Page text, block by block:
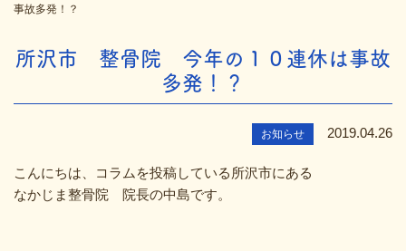
事故多発！？
所沢市 整骨院 今年の１０連休は事故
多発！？
お知らせ 2019.04.26
こんにちは、コラムを投稿している所沢市にある
なかじま整骨院 院長の中島です。